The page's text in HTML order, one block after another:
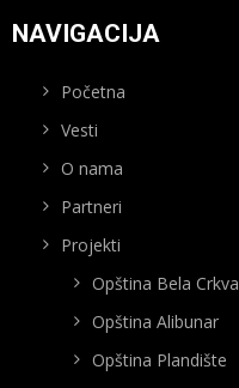
NAVIGACIJA
Početna
Vesti
O nama
Partneri
Projekti
Opština Bela Crkva
Opština Alibunar
Opština Plandište